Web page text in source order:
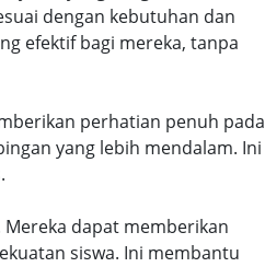
dengan kebutuhan dan
efektif bagi mereka, tanpa
perhatian penuh pada
yang lebih mendalam. Ini
dapat memberikan
siswa. Ini membantu